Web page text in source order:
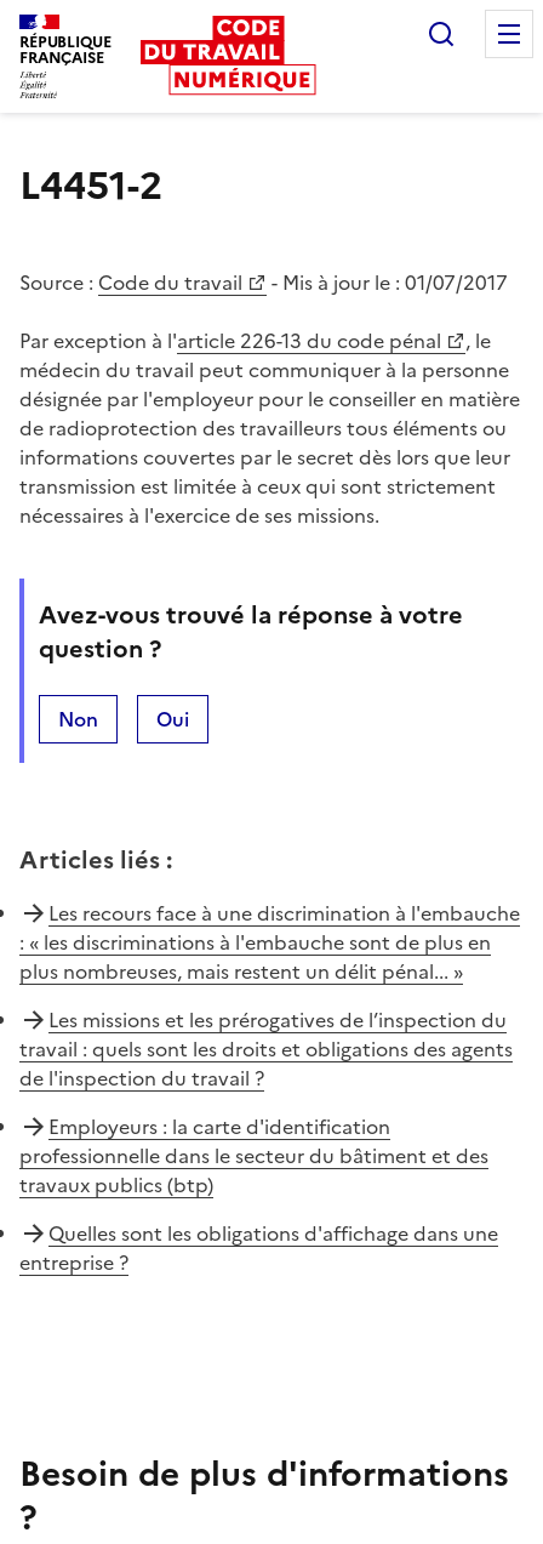
RÉPUBLIQUE
FRANÇAISE
L4451-2
Source : Code du travail - Mis à jour le : 01/07/2017
Par exception à l'article 226-13 du code pénal
, le
médecin du travail peut communiquer à la personne
désignée par l'employeur pour le conseiller en matière
de radioprotection des travailleurs tous éléments ou
informations couvertes par le secret dès lors que leur
transmission est limitée à ceux qui sont strictement
nécessaires à l'exercice de ses missions.
Avez-vous trouvé la réponse à votre
question ?
Non Oui
Articles liés :
Les recours face à une discrimination à l'embauche
: « les discriminations à l'embauche sont de plus en
plus nombreuses, mais restent un délit pénal... »
Les missions et les prérogatives de l’inspection du
travail : quels sont les droits et obligations des agents
de l'inspection du travail ?
Employeurs : la carte d'identification
professionnelle dans le secteur du bâtiment et des
travaux publics (btp)
Quelles sont les obligations d'affichage dans une
entreprise ?
Besoin de plus d'informations
?